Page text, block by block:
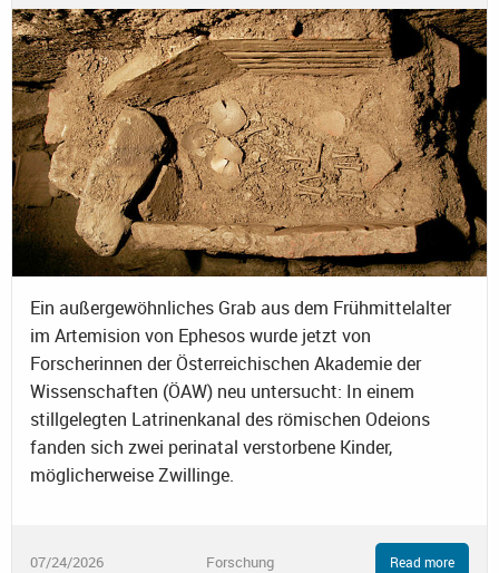
Ein außergewöhnliches Grab aus dem Frühmittelalter
im Artemision von Ephesos wurde jetzt von
Forscherinnen der Österreichischen Akademie der
Wissenschaften (ÖAW) neu untersucht: In einem
stillgelegten Latrinenkanal des römischen Odeions
fanden sich zwei perinatal verstorbene Kinder,
möglicherweise Zwillinge.
07/24/2026 Forschung Read more